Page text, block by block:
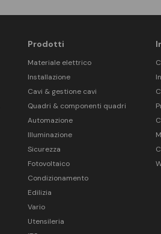
Prodotti
Materiale elettrico
Installazione
Cavi & gestione cavi
Quadri & componenti quadri
Automazione
Illuminazione
Sicurezza
Fotovoltaico
Condizionamento
Edilizia
Vario
Utensileria